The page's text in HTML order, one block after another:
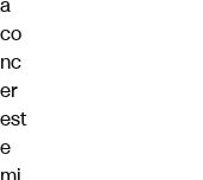
co
nc
er
est
e